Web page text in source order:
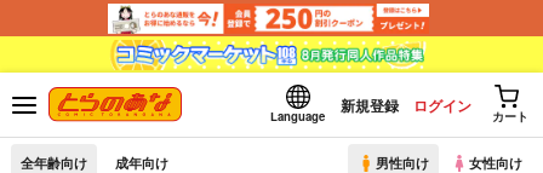
Language
新規登録 ログイン
カート
全年齢向け 成年向け 男性向け 女性向け